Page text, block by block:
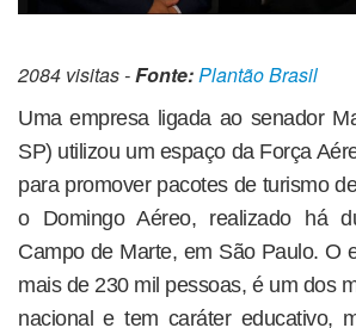
2084 visitas -Fonte:Plantão Brasil
Uma empresa ligada ao senador
SP) utilizou um espaço da Força
para promover pacotes de turismo
o Domingo Aéreo, realizado há
Campo de Marte, em São Paulo. O
mais de 230 mil pessoas, é um dos
nacional e tem caráter educativo,